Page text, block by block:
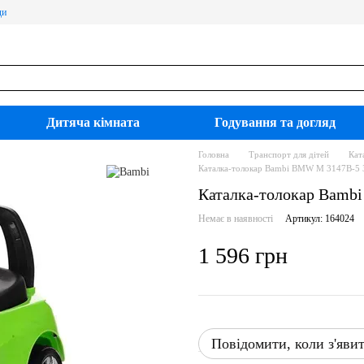
Дитяча кімната Годування та догляд
Головна Транспорт для дітей
Каталка-толокар Bambi BMW M 3147B-5
Каталка-толокар
Немає в наявності Артикул: 164024
1 596 грн
Повідомити, коли